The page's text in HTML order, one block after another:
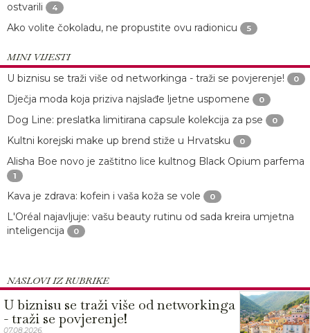
ostvarili 4
Ako volite čokoladu, ne propustite ovu radionicu 5
MINI VIJESTI
U biznisu se traži više od networkinga - traži se povjerenje!
0
Dječja moda koja priziva najslađe ljetne uspomene 0
Dog Line: preslatka limitirana capsule kolekcija za pse 0
Kultni korejski make up brend stiže u Hrvatsku 0
Alisha Boe novo je zaštitno lice kultnog Black Opium parfema
1
Kava je zdrava: kofein i vaša koža se vole 0
L'Oréal najavljuje: vašu beauty rutinu od sada kreira umjetna
inteligencija
0
NASLOVI IZ RUBRIKE
U biznisu se traži više od networkinga
- traži se povjerenje!
07.08.2026.